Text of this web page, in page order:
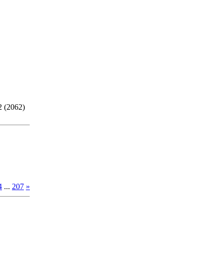
(2062)
... 207 »